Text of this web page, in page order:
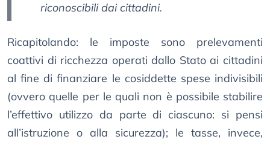
riconoscibili dai cittadini.
Ricapitolando: le imposte sono prelevamenti
coattivi di ricchezza operati dallo Stato ai cittadini
al fine di finanziare le cosiddette spese indivisibili
(ovvero quelle per le quali non è possibile stabilire
l’effettivo utilizzo da parte di ciascuno: si pensi
all’istruzione o alla sicurezza); le tasse, invece,